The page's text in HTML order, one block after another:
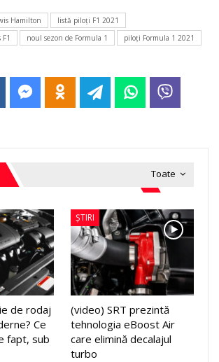
Hamilton
listă piloţi F1 2021
noul sezon de Formula 1
piloţi Formula 1 2021
Toate
de rodaj
Ce
fapt, sub
ȘTIRI
(video) SRT prezintă
tehnologia eBoost Air
care elimină decalajul
turbo